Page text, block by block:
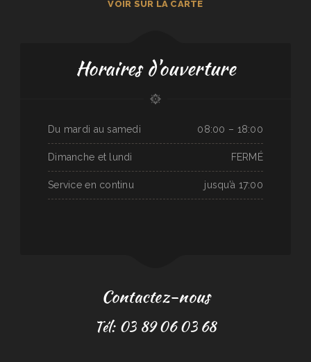
VOIR SUR LA CARTE
Horaires d'ouverture
Du mardi au samedi 08:00 – 18:00
Dimanche et lundi FERMÉ
Service en continu jusqu’à 17:00
Contactez-nous
Tél: 03 89 06 03 68